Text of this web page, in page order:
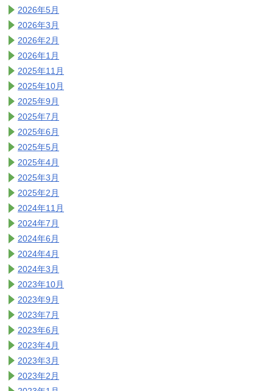
2026年5月
2026年3月
2026年2月
2026年1月
2025年11月
2025年10月
2025年9月
2025年7月
2025年6月
2025年5月
2025年4月
2025年3月
2025年2月
2024年11月
2024年7月
2024年6月
2024年4月
2024年3月
2023年10月
2023年9月
2023年7月
2023年6月
2023年4月
2023年3月
2023年2月